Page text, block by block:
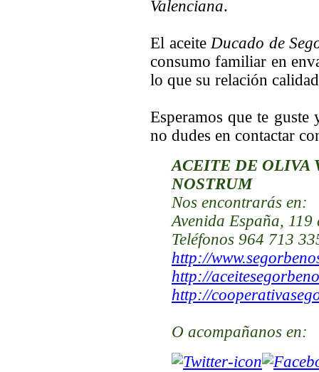
Valenciana.
El aceiteDucado de
consumo familiar en
lo que su relación
Esperamos que te guste
no dudes en contactar
ACEITE DE OLIVA
NOSTRUM
Nos encontrarás en:
Avenida España,
Teléfonos 964 713
http://
http://
http://
O acompañanos en: